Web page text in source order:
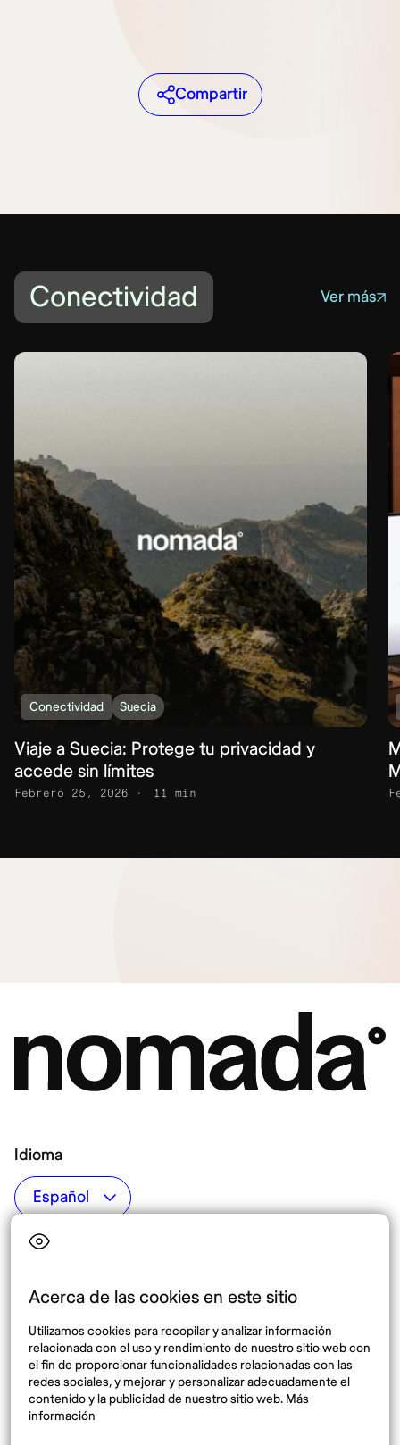
Acerca de las cookies en este sitio
Utilizamos cookies para recopilar y analizar información
relacionada con el uso y rendimiento de nuestro sitio web con
el fin de proporcionar funcionalidades relacionadas con las
redes sociales, y mejorar y personalizar adecuadamente el
contenido y la publicidad de nuestro sitio web. Más
información
Compartir
Conectividad Ver más
Conectividad Suecia
Viaje a Suecia: Protege tu privacidad y
accede sin límites
Febrero 25, 2026 11 min
Idioma
Top destinos
México
España
Destinos
Síguenos